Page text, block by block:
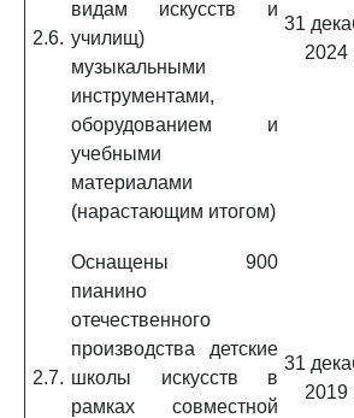
2.6.
видам искусств и
училищ)
музыкальными
инструментами,
оборудованием и
учебными
материалами
(нарастающим итогом)
31
2024
2.7.
Оснащены 900
пианино
отечественного
производства детские
школы искусств в
рамках совместной
31
2019